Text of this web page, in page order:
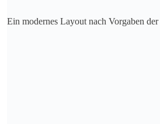
Ein modernes Layout nach Vorgaben